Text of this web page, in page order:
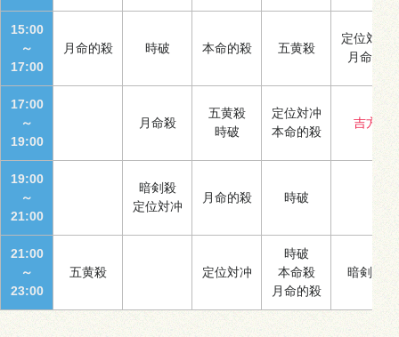
15:00
～
17:00
月命的殺 時破 本命的殺 五黄殺
定位対冲
月命殺
17:00
～
19:00
月命殺
五黄殺
時破
定位対冲
本命的殺
吉方
19:00
～
21:00
暗剣殺
定位対冲
月命的殺 時破
21:00
～
23:00
五黄殺 定位対冲
時破
本命殺
月命的殺
暗剣殺